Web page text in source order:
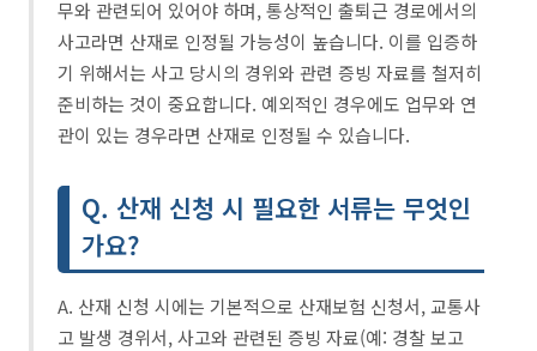
무와 관련되어 있어야 하며, 통상적인 출퇴근 경로에서의
사고라면 산재로 인정될 가능성이 높습니다. 이를 입증하
기 위해서는 사고 당시의 경위와 관련 증빙 자료를 철저히
준비하는 것이 중요합니다. 예외적인 경우에도 업무와 연
관이 있는 경우라면 산재로 인정될 수 있습니다.
Q. 산재 신청 시 필요한 서류는 무엇인
가요?
A. 산재 신청 시에는 기본적으로 산재보험 신청서, 교통사
고 발생 경위서, 사고와 관련된 증빙 자료(예: 경찰 보고